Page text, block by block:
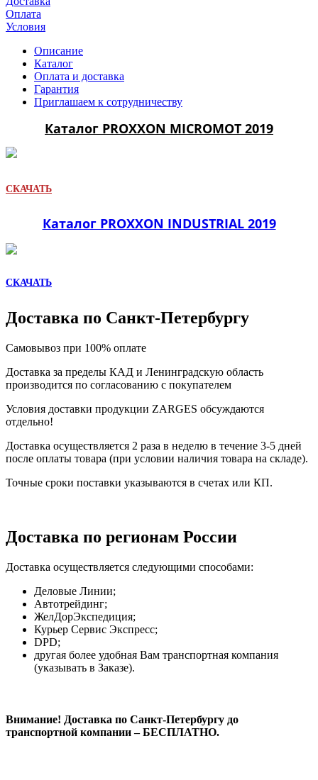
Оплата
Условия
Описание
Каталог
Оплата и доставка
Гарантия
Приглашаем к сотрудничеству
Каталог PROXXON MICROMOT 2019
СКАЧАТЬ
Каталог PROXXON INDUSTRIAL 2019
СКАЧАТЬ
Доставка по Санкт-Петербургу
Самовывоз при 100% оплате
Доставка за пределы КАД и Ленинградскую область
производится по согласованию с покупателем
Условия доставки продукции ZARGES обсуждаются
отдельно!
Доставка осуществляется 2 раза в неделю в течение 3-5 дней
после оплаты товара (при условии наличия товара на складе).
Точные сроки поставки указываются в счетах или КП.
Доставка по регионам России
Доставка осуществляется следующими способами:
Деловые Линии;
Автотрейдинг;
ЖелДорЭкспедиция;
Курьер Сервис Экспресс;
DPD;
другая более удобная Вам транспортная компания
(указывать в Заказе).
Внимание! Доставка по Санкт-Петербургу до
транспортной компании – БЕСПЛАТНО.